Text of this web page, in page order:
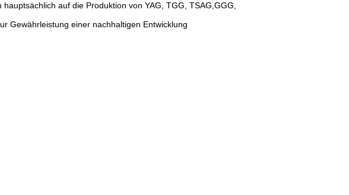
auf die Produktion von YAG, TGG, TSAG,GGG,
Gewährleistung einer nachhaltigen Entwicklung